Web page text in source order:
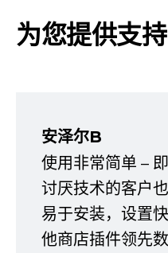
为您提供支
安泽尔B
使用非常简单 –
讨厌技术的客户也
易于安装，设置
他商店插件领先数